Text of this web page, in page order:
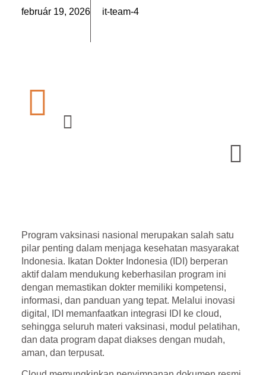
február 19, 2026 it-team-4
Program vaksinasi nasional merupakan salah satu
pilar penting dalam menjaga kesehatan masyarakat
Indonesia. Ikatan Dokter Indonesia (IDI) berperan
aktif dalam mendukung keberhasilan program ini
dengan memastikan dokter memiliki kompetensi,
informasi, dan panduan yang tepat. Melalui inovasi
digital, IDI memanfaatkan integrasi IDI ke cloud,
sehingga seluruh materi vaksinasi, modul pelatihan,
dan data program dapat diakses dengan mudah,
aman, dan terpusat.